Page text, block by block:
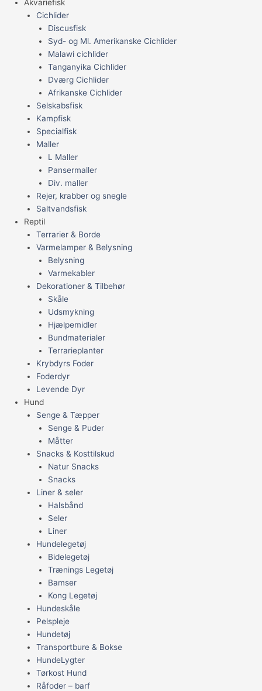
Akvariefisk
Cichlider
Discusfisk
Syd- og Ml. Amerikanske Cichlider
Malawi cichlider
Tanganyika Cichlider
Dværg Cichlider
Afrikanske Cichlider
Selskabsfisk
Kampfisk
Specialfisk
Maller
L Maller
Pansermaller
Div. maller
Rejer, krabber og snegle
Saltvandsfisk
Reptil
Terrarier & Borde
Varmelamper & Belysning
Belysning
Varmekabler
Dekorationer & Tilbehør
Skåle
Udsmykning
Hjælpemidler
Bundmaterialer
Terrarieplanter
Krybdyrs Foder
Foderdyr
Levende Dyr
Hund
Senge & Tæpper
Senge & Puder
Måtter
Snacks & Kosttilskud
Natur Snacks
Snacks
Liner & seler
Halsbånd
Seler
Liner
Hundelegetøj
Bidelegetøj
Trænings Legetøj
Bamser
Kong Legetøj
Hundeskåle
Pelspleje
Hundetøj
Transportbure & Bokse
HundeLygter
Tørkost Hund
Råfoder – barf